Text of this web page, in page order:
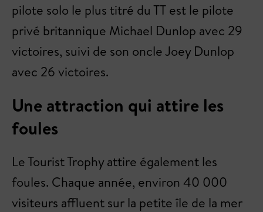
pilote solo le plus titré du TT est le pilote
privé britannique Michael Dunlop avec 29
victoires, suivi de son oncle Joey Dunlop
avec 26 victoires.
Une attraction qui attire les
foules
Le Tourist Trophy attire également les
foules. Chaque année, environ 40 000
visiteurs affluent sur la petite île de la mer